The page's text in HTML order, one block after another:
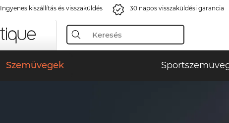
Ingyenes kiszállítás és visszaküldés 30 napos visszaküldési garancia
Szemüvegek